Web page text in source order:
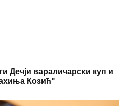
Дечји вараличарски куп и
Козић"